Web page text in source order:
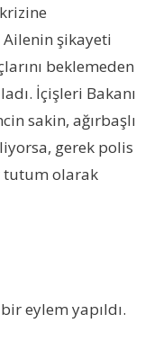
Ailenin şikayeti
beklemeden
İçişleri Bakanı
sakin, ağırbaşlı
gerek polis
tutum olarak
eylem yapıldı.